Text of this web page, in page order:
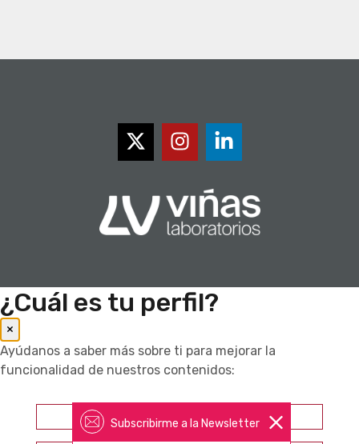
Subscribirme a la Newsletter
¿Cuál es tu perfil?
×
Ayúdanos a saber más sobre ti para mejorar la
funcionalidad de nuestros contenidos:
Farmacéutico